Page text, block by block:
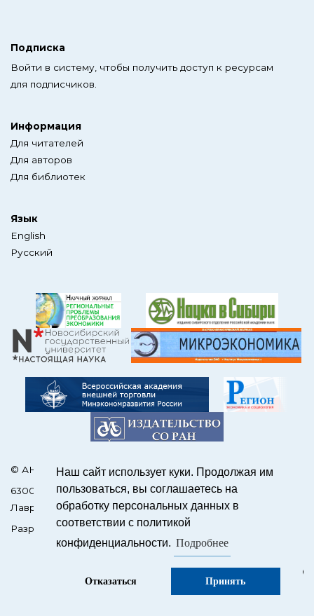
Наш сайт использует куки. Продолжая им
пользоваться, вы соглашаетесь на
обработку персональных данных в
соответствии с политикой
конфиденциальности. Подробнее
Отказаться Принять
Подписка
Войти в систему, чтобы получить доступ к ресурсам
для подписчиков.
Информация
Для читателей
Для авторов
Для библиотек
Язык
English
Русский
© АНО Редакция журнала «ЭКО»
630090, Россия, Новосибирск, пр. Академика
Лаврентьева, 17
Разработка сайтов на OJS –SCIENCEJOUR.RU